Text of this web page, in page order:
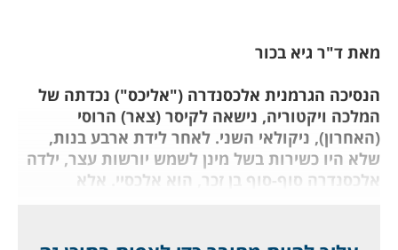
מאת ד"ר גיא בכור
הנסיכה הגרמנית אלכסנדרה ("אליכס") נכדתה של
המלכה ויקטוריה, נישאה לקיסר (צאר) הרוסי
(האחרון), ניקולאי השני. לאחר לידת ארבע בנות,
שלא היו כשירות בשל מינן לשמש יורשות עצר, ילדה
אלכסנדרה סוף-סוף בן זכר, הוא אלכסיי. אלא
מרפא ומסוכנת, בוודאי ליורש עצר. ואכן, דבר המחלה